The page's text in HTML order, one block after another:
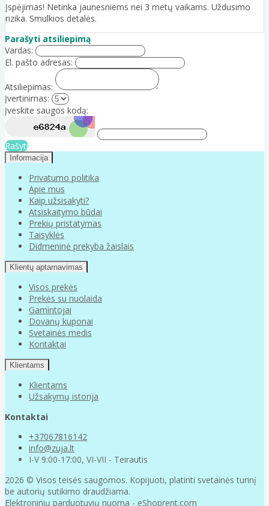
Įspėjimas! Netinka jaunesniems nei 3 metų vaikams. Uždusimo
rizika. Smulkios detalės.
Parašyti atsiliepimą
Vardas:
El. pašto adresas:
Atsiliepimas:
Įvertinimas:
Įveskite saugos kodą:
Rašyti
Informacija
Privatumo politika
Apie mus
Kaip užsisakyti?
Atsiskaitymo būdai
Prekių pristatymas
Taisyklės
Didmeninė prekyba žaislais
Klientų aptarnavimas
Visos prekės
Prekės su nuolaida
Gamintojai
Dovanų kuponai
Svetainės medis
Kontaktai
Klientams
Klientams
Užsakymų istorija
Kontaktai
+37067816142
info@zuja.lt
I-V 9:00-17:00, VI-VII - Teirautis
2026 © Visos teisės saugomos. Kopijuoti, platinti svetainės turinį
be autorių sutikimo draudžiama.
Elektroninių parduotuvių nuoma - eShoprent.com